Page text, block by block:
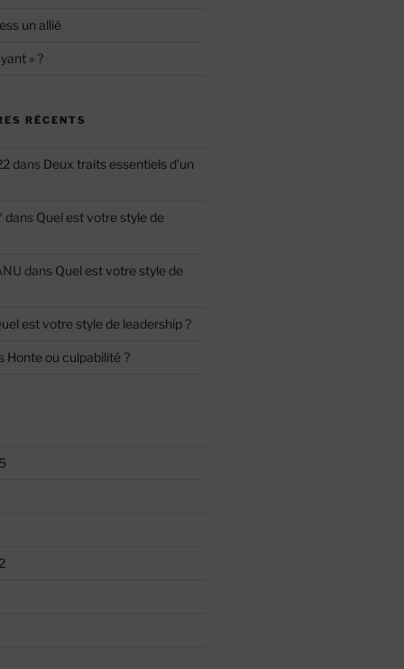
un allié
» ?
RÉCENTS
dans Deux traits essentiels d’un
dans Quel est votre style de
dans Quel est votre style de
est votre style de leadership ?
Honte ou culpabilité ?